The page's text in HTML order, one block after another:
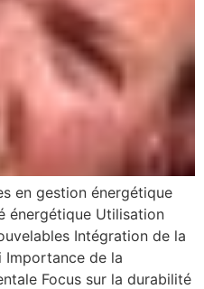
en gestion énergétique
énergétique Utilisation
Intégration de la
Importance de la
Focus sur la durabilité